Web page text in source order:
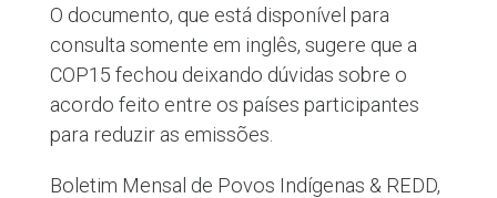
O documento, que está disponível para
consulta somente em inglês, sugere que a
COP15 fechou deixando dúvidas sobre o
acordo feito entre os países participantes
para reduzir as emissões.
Boletim Mensal de Povos Indígenas & REDD,